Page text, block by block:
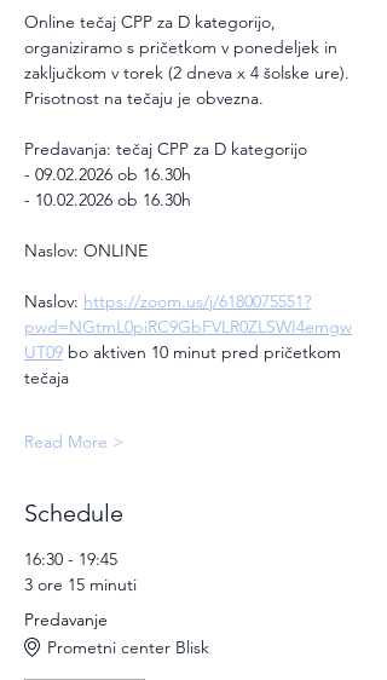
Online tečaj CPP za D kategorijo,
organiziramo s pričetkom v ponedeljek in
zaključkom v torek (2 dneva x 4 šolske ure).
Prisotnost na tečaju je obvezna.
Predavanja: tečaj CPP za D kategorijo
- 09.02.2026 ob 16.30h
- 10.02.2026 ob 16.30h
Naslov: ONLINE
Naslov: https://zoom.us/j/6180075551?
pwd=NGtmL0piRC9GbFVLR0ZLSWI4emgw
UT09 bo aktiven 10 minut pred pričetkom
tečaja
Read More >
Schedule
16:30 - 19:45
3 ore 15 minuti
Predavanje
Prometni center Blisk